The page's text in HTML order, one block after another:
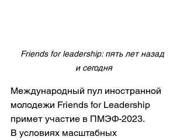
Friends for leadership: пять лет назад
и сегодня
Международный пул иностранной
молодежи Friends for Leadership
примет участие в ПМЭФ-2023.
В условиях масштабных